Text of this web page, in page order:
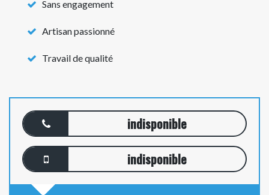
Sans engagement
Artisan passionné
Travail de qualité
indisponible
indisponible